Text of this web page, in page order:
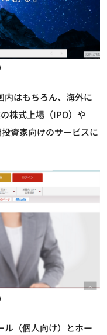
はもちろん、海外に
株式上場（IPO）や
資家向けのサービスに
（個人向け）とホー